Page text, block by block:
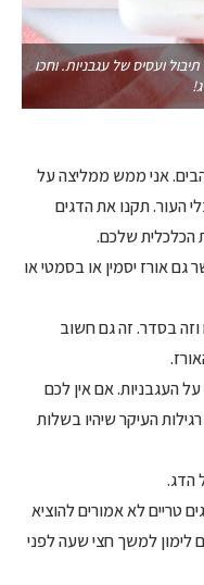
ועסיס של עגבניות. וחכו
אני ממש ממליצה על
העור. תקנו את הדגים
הכלכלית שלכם.
אורז יסמין או בסמטי או
וזה בסדר. זה גם חשוב
על העגבניות. אם אין לכם
העיקר שיהיו בשלות
הדג.
טריים לא אמורים להוציא
לימון למשך חצי שעה לפני